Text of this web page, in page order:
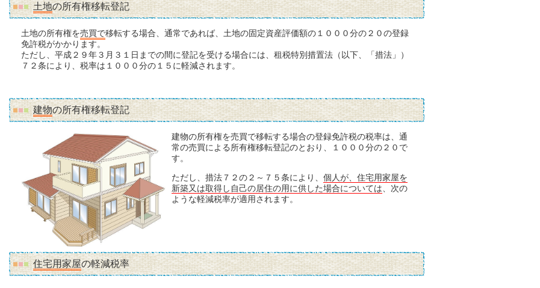
土地の所有権移転登記
土地の所有権を売買で移転する場合、通常であれば、土地の固定資産評価額の１０００分の２０の登録
免許税がかかります。
ただし、平成２９年３月３１日までの間に登記を受ける場合には、租税特別措置法（以下、「措法」）
７２条により、税率は１０００分の１５に軽減されます。
建物の所有権移転登記
建物の所有権を売買で移転する場合の登録免許税の税率は、通
常の売買による所有権移転登記のとおり、１０００分の２０で
す。
ただし、措法７２の２～７５条により、 個人が、住宅用家屋を
新築又は取得し自己の居住の用に供した場合については 、次の
ような軽減税率が適用されます。
住宅用家屋の軽減税率